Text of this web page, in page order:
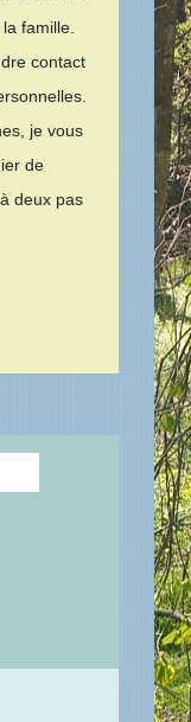
famille.
contact
je vous
de
deux pas